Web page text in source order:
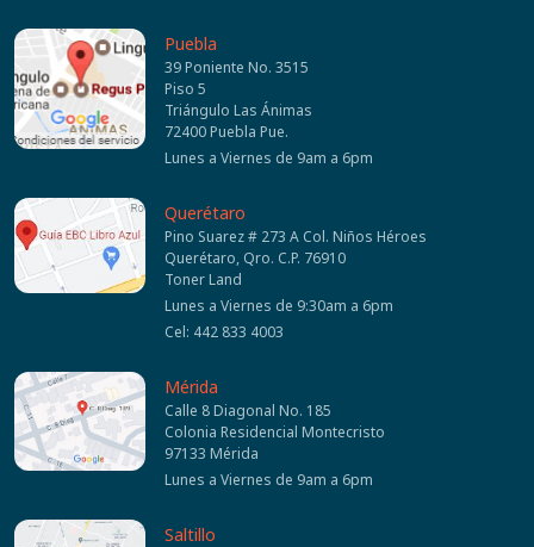
Puebla
39 Poniente No. 3515
Piso 5
Triángulo Las Ánimas
72400 Puebla Pue.
Lunes a Viernes de 9am a 6pm
Querétaro
Pino Suarez # 273 A Col. Niños Héroes
Querétaro, Qro. C.P. 76910
Toner Land
Lunes a Viernes de 9:30am a 6pm
Cel: 442 833 4003
Mérida
Calle 8 Diagonal No. 185
Colonia Residencial Montecristo
97133 Mérida
Lunes a Viernes de 9am a 6pm
Saltillo